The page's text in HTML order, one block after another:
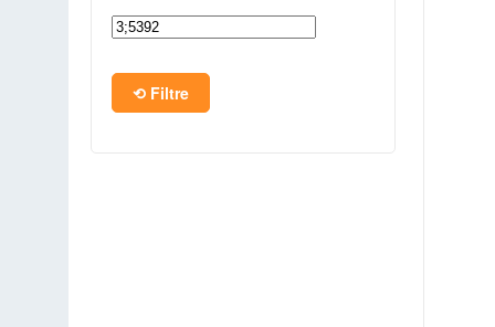
Tablettes
Filtre